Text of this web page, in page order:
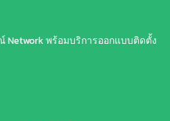
Network พร้อมบริการออกแบบติดตั้ง